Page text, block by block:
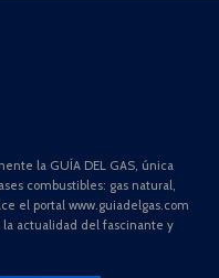
la GUÍA DEL GAS, única
combustibles: gas natural,
el portal www.guiadelgas.com
actualidad del fascinante y